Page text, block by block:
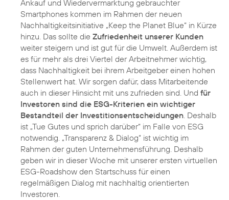
Ankauf und Wiedervermarktung gebrauchter
Smartphones kommen im Rahmen der neuen
Nachhaltigkeitsinitiative „Keep the Planet Blue“ in Kürze
hinzu. Das sollte die Zufriedenheit unserer Kunden
weiter steigern und ist gut für die Umwelt. Außerdem ist
es für mehr als drei Viertel der Arbeitnehmer wichtig,
dass Nachhaltigkeit bei ihrem Arbeitgeber einen hohen
Stellenwert hat. Wir sorgen dafür, dass Mitarbeitende
auch in dieser Hinsicht mit uns zufrieden sind. Und für
Investoren sind die ESG-Kriterien ein wichtiger
Bestandteil der Investitionsentscheidungen. Deshalb
ist „Tue Gutes und sprich darüber“ im Falle von ESG
notwendig. „Transparenz & Dialog“ ist wichtig im
Rahmen der guten Unternehmensführung. Deshalb
geben wir in dieser Woche mit unserer ersten virtuellen
ESG-Roadshow den Startschuss für einen
regelmäßigen Dialog mit nachhaltig orientierten
Investoren.